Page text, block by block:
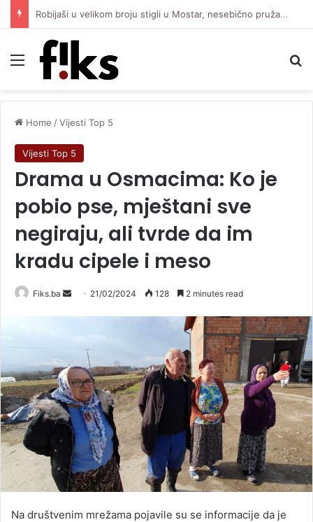
Robijaši u velikom broju stigli u Mostar, nesebično pružaju podršku Čeliku protiv Zrinjskog
Menu
Home /Vijesti Top 5
Vijesti Top 5
Drama u Osmacima: Ko je
pobio pse, mještani sve
negiraju, ali tvrde da im
kradu cipele i meso
Fiks.ba
Send 21/02/2024 128 2 minutes read
Na društvenim mrežama pojavile su se informacije da je